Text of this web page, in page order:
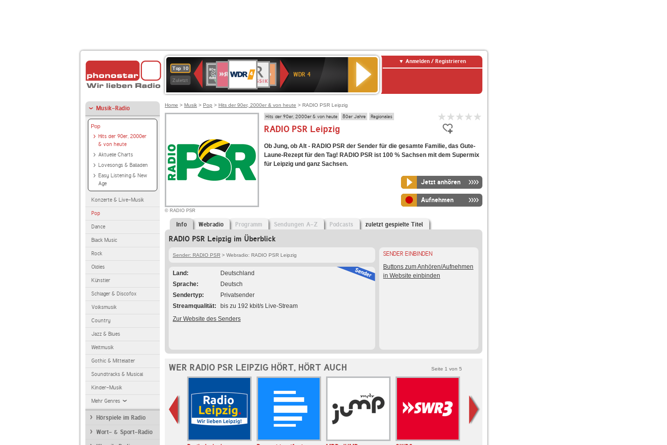
Top 10
Zuletzt
Deutschlandfunk
80er
90er
OLDIE
ANTENNE
4
KLASSIK
Deutschlandfunk
Kultur
Kultur
2
WDR 4
Anmelden / Registrieren
Musik-Radio
Pop
Hits der 90er, 2000er
& von heute
Aktuelle Charts
Lovesongs & Balladen
Easy Listening & New
Age
Konzerte & Live-Musik
Pop
Dance
Black Music
Rock
Oldies
Künstler
Schlager & Discofox
Volksmusik
Country
Jazz & Blues
Weltmusik
Gothic & Mittelalter
Soundtracks & Musical
Kinder-Musik
Mehr Genres
Hörspiele im Radio
Wort- & Sport-Radio
Home > Musik > Pop > Hits der 90er, 2000er & von heute > RADIO PSR Leipzig
© RADIO PSR
Hits der 90er, 2000er & von heute 80er Jahre Regionales
RADIO PSR Leipzig
Ob Jung, ob Alt - RADIO PSR der Sender für die gesamte Familie, das Gute-
Laune-Rezept für den Tag! RADIO PSR ist 100 % Sachsen mit dem Supermix
für Leipzig und ganz Sachsen.
Jetzt anhören
Aufnehmen
Info Webradio Programm Sendungen A-Z Podcasts zuletzt gespielte Titel
RADIO PSR Leipzig im Überblick
Sender: RADIO PSR > Webradio: RADIO PSR Leipzig
Land
Deutschland
Sprache
Deutsch
Sendertyp
Privatsender
Streamqualität
bis zu 192 kbit/s Live-Stream
Zur Website des Senders
SENDER EINBINDEN
Buttons zum Anhören/Aufnehmen
in Website einbinden
WER RADIO PSR LEIPZIG HÖRT, HÖRT AUCH Seite 1 von 5